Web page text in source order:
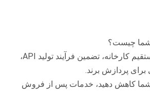
A: ما 100٪ فروش مستقیم کارخانه، تضمین فرآیند تولید API،
پردازش برند.
شما کاهش دهید، خدمات پس از فروش